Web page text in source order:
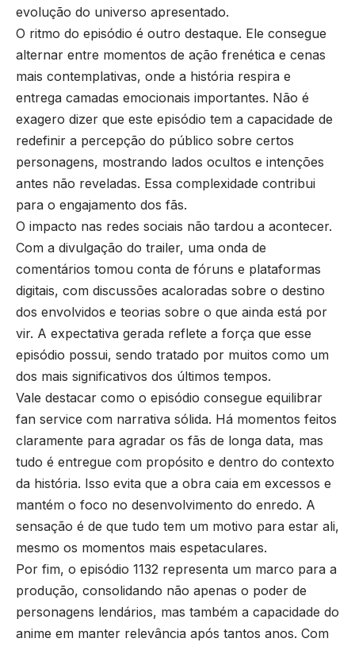
evolução do universo apresentado.
O ritmo do episódio é outro destaque. Ele consegue
alternar entre momentos de ação frenética e cenas
mais contemplativas, onde a história respira e
entrega camadas emocionais importantes. Não é
exagero dizer que este episódio tem a capacidade de
redefinir a percepção do público sobre certos
personagens, mostrando lados ocultos e intenções
antes não reveladas. Essa complexidade contribui
para o engajamento dos fãs.
O impacto nas redes sociais não tardou a acontecer.
Com a divulgação do trailer, uma onda de
comentários tomou conta de fóruns e plataformas
digitais, com discussões acaloradas sobre o destino
dos envolvidos e teorias sobre o que ainda está por
vir. A expectativa gerada reflete a força que esse
episódio possui, sendo tratado por muitos como um
dos mais significativos dos últimos tempos.
Vale destacar como o episódio consegue equilibrar
fan service com narrativa sólida. Há momentos feitos
claramente para agradar os fãs de longa data, mas
tudo é entregue com propósito e dentro do contexto
da história. Isso evita que a obra caia em excessos e
mantém o foco no desenvolvimento do enredo. A
sensação é de que tudo tem um motivo para estar ali,
mesmo os momentos mais espetaculares.
Por fim, o episódio 1132 representa um marco para a
produção, consolidando não apenas o poder de
personagens lendários, mas também a capacidade do
anime em manter relevância após tantos anos. Com